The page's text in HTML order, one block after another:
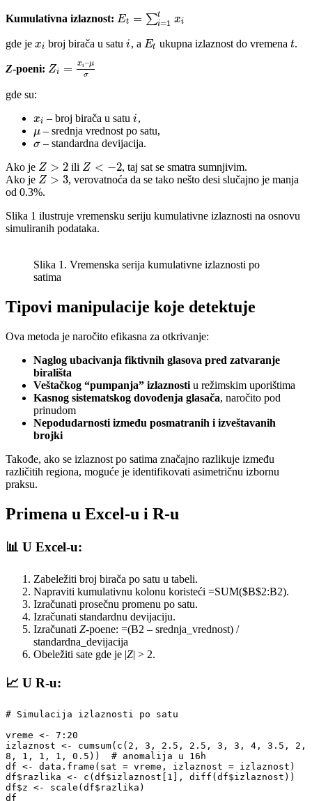
Kumulativna izlaznost: Et = ∑t
i=1 xi
gde je xi ​ broj birača u satui, a Et ukupna izlaznost do vremena t.
Z-poeni: Zi = xi–μ
σ
gde su:
xi – broj birača u satui,
μ – srednja vrednost po satu,
σ – standardna devijacija.
Ako je Z > 2 ili Z < −2, taj sat se smatra sumnjivim.
Ako je Z > 3, verovatnoća da se tako nešto desi slučajno je manja
od 0.3%.
Slika 1 ilustruje vremensku seriju kumulativne izlaznosti na osnovu
simuliranih podataka.
Slika 1. Vremenska serija kumulativne izlaznosti po
satima
Tipovi manipulacije koje detektuje
Ova metoda je naročito efikasna za otkrivanje:
Naglog ubacivanja fiktivnih glasova pred zatvaranje
birališta
Veštačkog “pumpanja” izlaznosti u režimskim uporištima
Kasnog sistematskog dovođenja glasača, naročito pod
prinudom
Nepodudarnosti između posmatranih i izveštavanih
brojki
Takođe, ako se izlaznost po satima značajno razlikuje između
različitih regiona, moguće je identifikovati asimetričnu izbornu
praksu.
Primena u Excel-u i R-u
📊 U Excel-u:
Zabeležiti broj birača po satu u tabeli.
Napraviti kumulativnu kolonu koristeći =SUM($B$2:B2).
Izračunati prosečnu promenu po satu.
Izračunati standardnu devijaciju.
Izračunati Z-poene: =(B2 – srednja_vrednost) /
standardna_devijacija
Obeležiti sate gde je |Z| > 2.
📈 U R-u:
# Simulacija izlaznosti po satu
vreme <- 7:20
izlaznost <- cumsum(c(2, 3, 2.5, 2.5, 3, 3, 4, 3.5, 2,
8, 1, 1, 1, 0.5))  # anomalija u 16h
df <- data.frame(sat = vreme, izlaznost = izlaznost)
df$razlika <- c(df$izlaznost[1], diff(df$izlaznost))
df$z <- scale(df$razlika)
df